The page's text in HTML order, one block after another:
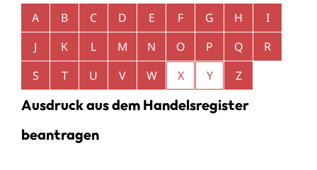
Alphabetisches Register überspringen
A B C D E F G H
I
J
K L M N O P Q
R
S
T U V W X Y Z
Ausdruck aus dem Handelsregister
beantragen